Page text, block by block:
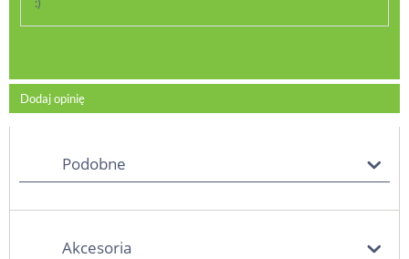
Dodaj opinię
Podobne
Akcesoria